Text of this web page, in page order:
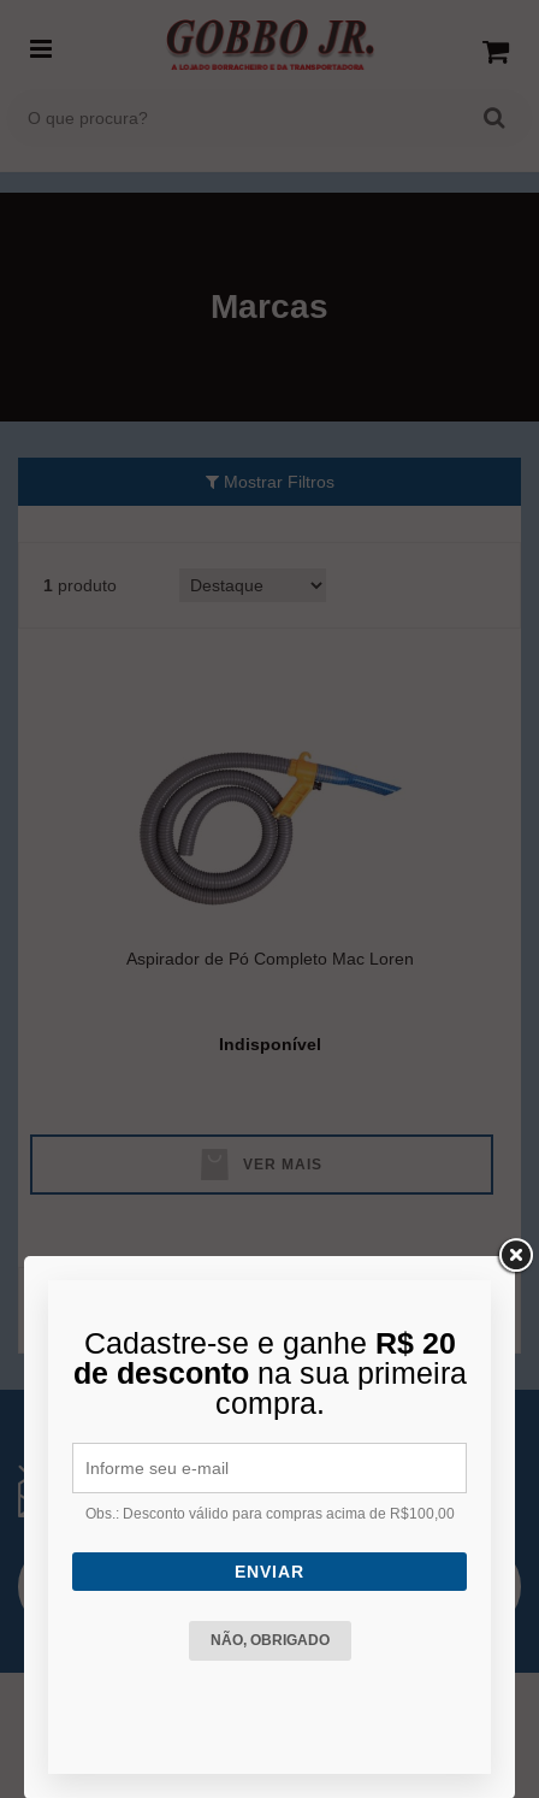
Marcas
Mostrar Filtros
1 produto
Aspirador de Pó Completo Mac Loren
Indisponível
VER MAIS
RECEBA NOVIDADES
Você está se cadastrando para receber e-mails
Cadastre-se e ganhe R$ 20
de descontona sua primeira
compra.
Obs.: Desconto válido para compras acima de R$100,00
ENVIAR
NÃO, OBRIGADO